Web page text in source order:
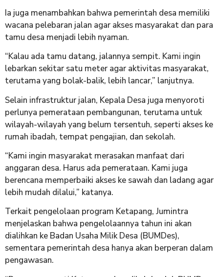
Ia juga menambahkan bahwa pemerintah desa memiliki
wacana pelebaran jalan agar akses masyarakat dan para
tamu desa menjadi lebih nyaman.
“Kalau ada tamu datang, jalannya sempit. Kami ingin
lebarkan sekitar satu meter agar aktivitas masyarakat,
terutama yang bolak-balik, lebih lancar,” lanjutnya.
Selain infrastruktur jalan, Kepala Desa juga menyoroti
perlunya pemerataan pembangunan, terutama untuk
wilayah-wilayah yang belum tersentuh, seperti akses ke
rumah ibadah, tempat pengajian, dan sekolah.
“Kami ingin masyarakat merasakan manfaat dari
anggaran desa. Harus ada pemerataan. Kami juga
berencana memperbaiki akses ke sawah dan ladang agar
lebih mudah dilalui,” katanya.
Terkait pengelolaan program Ketapang, Jumintra
menjelaskan bahwa pengelolaannya tahun ini akan
dialihkan ke Badan Usaha Milik Desa (BUMDes),
sementara pemerintah desa hanya akan berperan dalam
pengawasan.